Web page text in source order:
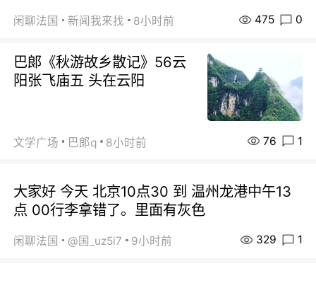
闲聊法国 新闻我来找 8小时前 475 0
巴郞《秋游故乡散记》56云
阳张飞庙五 头在云阳
文学广场 巴郞q 8小时前 76 1
大家好 今天 北京10点30 到 温州龙港中午13
点 00行李拿错了。里面有灰色
闲聊法国 @国_uz5i7 9小时前 329 1